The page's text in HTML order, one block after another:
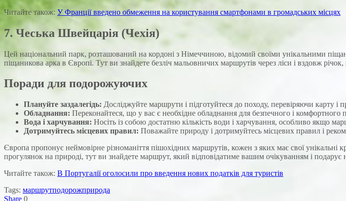
Читайте також: У Франції введено обмеження на користування смартфонами в громадських місцях
7. Чеська Швейцарія (Чехія)
Цей національний парк, розташований на кордоні з Німеччиною, відомий своїми унікальними
піщаникова арка в Європі. Тут ви знайдете безліч мальовничих маршрутів через ліси і вздовж
Поради для подорожуючих
Плануйте заздалегідь: Досліджуйте маршрути і підготуйтеся до походу, перевіряючи карту і
Обладнання: Переконайтеся, що у вас є необхідне обладнання для безпечного і
Вода і харчування: Носіть із собою достатню кількість води і харчування, особливо якщо
Дотримуйтесь місцевих правил: Поважайте природу і дотримуйтесь місцевих правил і
Європа пропонує неймовірне різноманіття пішохідних маршрутів, кожен з яких має свої
прогулянок на природі, тут ви знайдете маршрут, який відповідатиме вашим очікуванням і подарує
Читайте також: В Португалії оголосили про введення нових податків для туристів
Tags: маршрутподорожприрода
Share 0